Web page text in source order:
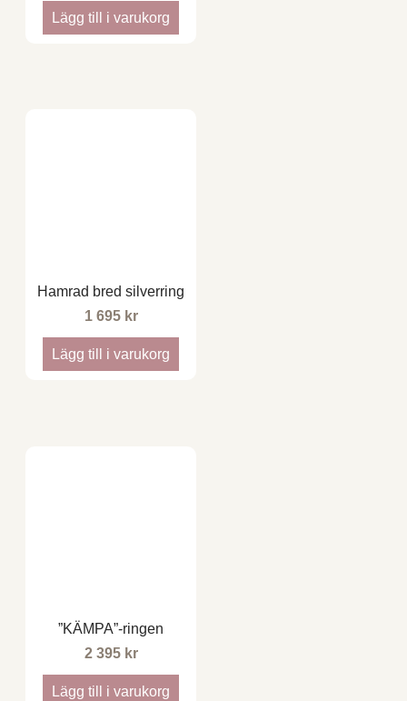
Lägg till i varukorg
Hamrad bred silverring
1 695 kr
Lägg till i varukorg
”KÄMPA”-ringen
2 395 kr
Lägg till i varukorg